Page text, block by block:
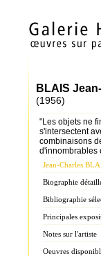
BLAIS
(1956)
"Les objets ne
s'intersectent
combinaisons
d'innombrables
Jean-Charles
Biographie
Bibliographie
Principales
Notes sur l'artiste
Oeuvres